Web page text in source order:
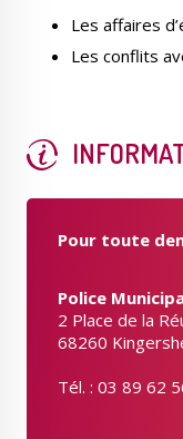
Le Créa
Les affaires
Les conflits
Pour toute
Police
2 Place de la
68260
Tél. : 03 89 62